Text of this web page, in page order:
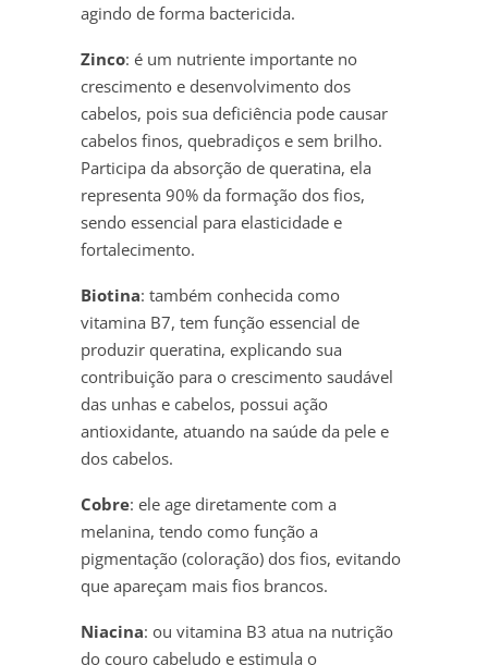
agindo de forma bactericida.
Zinco: é um nutriente importante no
crescimento e desenvolvimento dos
cabelos, pois sua deficiência pode causar
cabelos finos, quebradiços e sem brilho.
Participa da absorção de queratina, ela
representa 90% da formação dos fios,
sendo essencial para elasticidade e
fortalecimento.
Biotina: também conhecida como
vitamina B7, tem função essencial de
produzir queratina, explicando sua
contribuição para o crescimento saudável
das unhas e cabelos, possui ação
antioxidante, atuando na saúde da pele e
dos cabelos.
Cobre: ele age diretamente com a
melanina, tendo como função a
pigmentação (coloração) dos fios, evitando
que apareçam mais fios brancos.
Niacina: ou vitamina B3 atua na nutrição
do couro cabeludo e estimula o